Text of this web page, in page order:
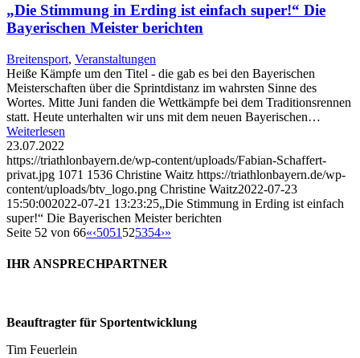
„Die Stimmung in Erding ist einfach super!“ Die
Bayerischen Meister berichten
Breitensport, Veranstaltungen
Heiße Kämpfe um den Titel - die gab es bei den Bayerischen
Meisterschaften über die Sprintdistanz im wahrsten Sinne des
Wortes. Mitte Juni fanden die Wettkämpfe bei dem Traditionsrennen
statt. Heute unterhalten wir uns mit dem neuen Bayerischen…
Weiterlesen
23.07.2022
https://triathlonbayern.de/wp-content/uploads/Fabian-Schaffert-
privat.jpg 1071 1536 Christine Waitz https://triathlonbayern.de/wp-
content/uploads/btv_logo.png Christine Waitz2022-07-23
15:50:002022-07-21 13:23:25„Die Stimmung in Erding ist einfach
super!“ Die Bayerischen Meister berichten
Seite 52 von 66«‹5051 525354›»
IHR ANSPRECHPARTNER
Beauftragter für Sportentwicklung
Tim Feuerlein